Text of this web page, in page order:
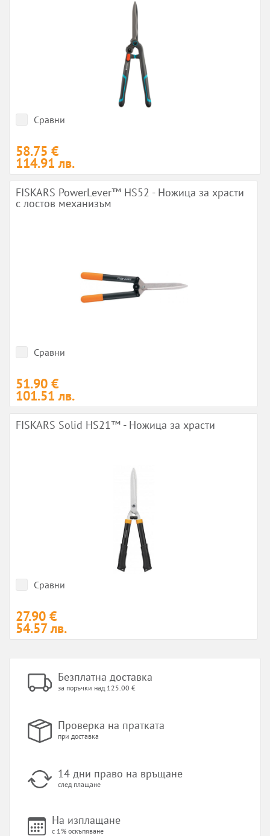
Сравни
58.75 €
114.91 лв.
FISKARS PowerLever™ HS52 - Ножица за храсти
с лостов механизъм
Сравни
51.90 €
101.51 лв.
FISKARS Solid HS21™ - Ножица за храсти
Сравни
27.90 €
54.57 лв.
Безплатна доставка
за поръчки над 125.00 €
Проверка на пратката
при доставка
14 дни право на връщане
след плащане
На изплащане
с 1% оскъпяване